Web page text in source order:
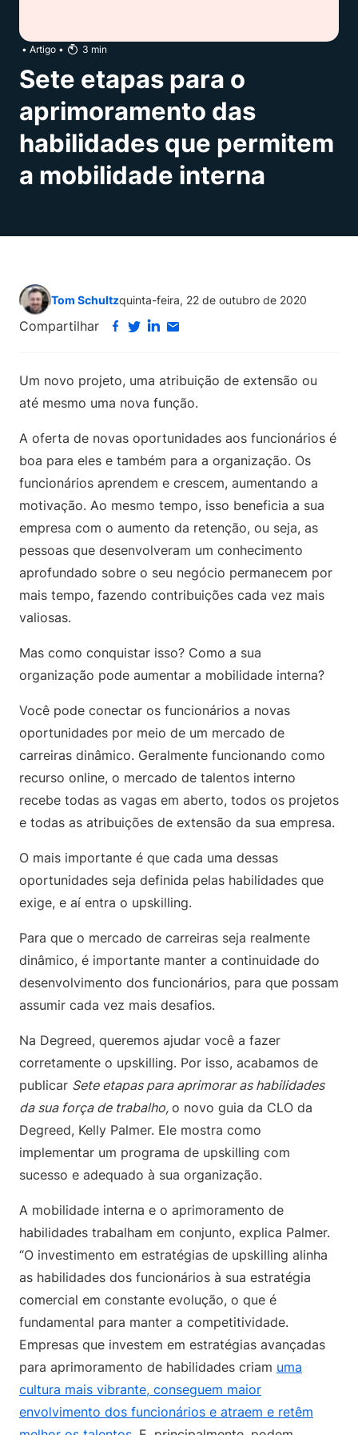
• Artigo • 3 min
Sete etapas para o
aprimoramento das
habilidades que permitem
a mobilidade interna
Tom Schultzquinta-feira, 22 de outubro de 2020
Compartilhar
Um novo projeto, uma atribuição de extensão ou
até mesmo uma nova função.
A oferta de novas oportunidades aos funcionários é
boa para eles e também para a organização. Os
funcionários aprendem e crescem, aumentando a
motivação. Ao mesmo tempo, isso beneficia a sua
empresa com o aumento da retenção, ou seja, as
pessoas que desenvolveram um conhecimento
aprofundado sobre o seu negócio permanecem por
mais tempo, fazendo contribuições cada vez mais
valiosas.
Mas como conquistar isso? Como a sua
organização pode aumentar a mobilidade interna?
Você pode conectar os funcionários a novas
oportunidades por meio de um mercado de
carreiras dinâmico. Geralmente funcionando como
recurso online, o mercado de talentos interno
recebe todas as vagas em aberto, todos os projetos
e todas as atribuições de extensão da sua empresa.
O mais importante é que cada uma dessas
oportunidades seja definida pelas habilidades que
exige, e aí entra o upskilling.
Para que o mercado de carreiras seja realmente
dinâmico, é importante manter a continuidade do
desenvolvimento dos funcionários, para que possam
assumir cada vez mais desafios.
Na Degreed, queremos ajudar você a fazer
corretamente o upskilling. Por isso, acabamos de
publicar Sete etapas para aprimorar as habilidades
da sua força de trabalho, o novo guia da CLO da
Degreed, Kelly Palmer. Ele mostra como
implementar um programa de upskilling com
sucesso e adequado à sua organização.
A mobilidade interna e o aprimoramento de
habilidades trabalham em conjunto, explica Palmer.
“O investimento em estratégias de upskilling alinha
as habilidades dos funcionários à sua estratégia
comercial em constante evolução, o que é
fundamental para manter a competitividade.
Empresas que investem em estratégias avançadas
para aprimoramento de habilidades criam uma
cultura mais vibrante, conseguem maior
envolvimento dos funcionários e atraem e retêm